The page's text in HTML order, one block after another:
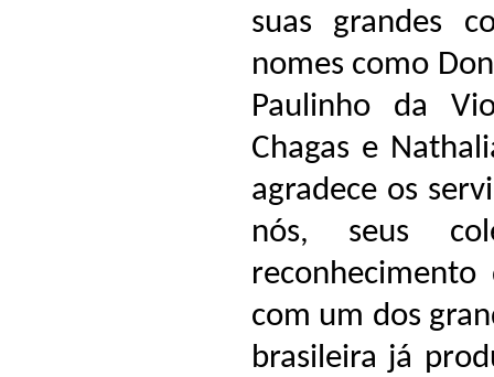
suas grandes
nomes como
Paulinho da
Chagas e
agradece os
nós, seus
com um dos
brasileira já